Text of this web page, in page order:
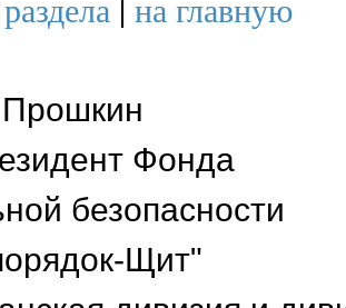
| на главную
Фонда
безопасности
Щит"